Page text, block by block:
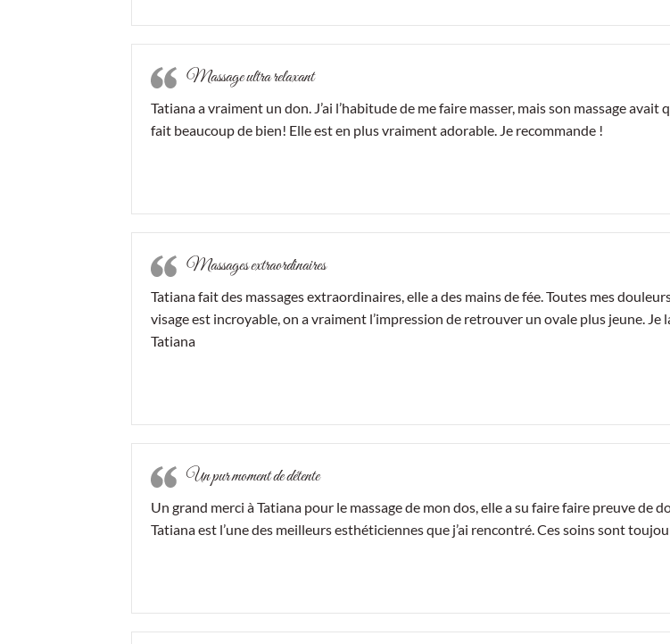
Massage ultra relaxant
Tatiana a vraiment un don. J’ai l’habitude de me faire masser, mais son massage
fait beaucoup de bien! Elle est en plus vraiment adorable. Je recommande !
Massages extraordinaires
Tatiana fait des massages extraordinaires, elle a des mains de fée. Toutes mes
visage est incroyable, on a vraiment l’impression de retrouver un ovale plus jeune.
Tatiana
Un pur moment de détente
Un grand merci à Tatiana pour le massage de mon dos, elle a su faire faire preuve
Tatiana est l’une des meilleurs esthéticiennes que j’ai rencontré. Ces soins sont